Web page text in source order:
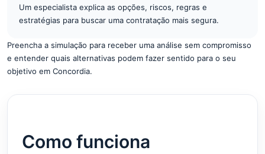
Um especialista explica as opções, riscos, regras e
estratégias para buscar uma contratação mais segura.
Preencha a simulação para receber uma análise sem compromisso
e entender quais alternativas podem fazer sentido para o seu
objetivo em Concordia.
Como funciona